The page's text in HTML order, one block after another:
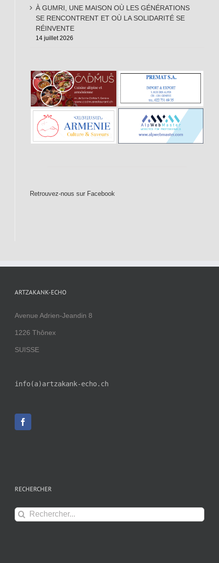
À GUMRI, UNE MAISON OÙ LES GÉNÉRATIONS
SE RENCONTRENT ET OÙ LA SOLIDARITÉ SE
RÉINVENTE
14 juillet 2026
Retrouvez-nous sur Facebook
ARTZAKANK-ECHO
Avenue Adrien-Jeandin 8
1226 Thônex
SUISSE
info(a)artzakank-echo.ch
RECHERCHER
Rechercher: